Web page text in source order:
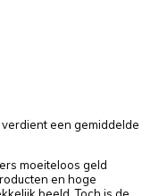
een gemiddelde
moeiteloos geld
en hoge